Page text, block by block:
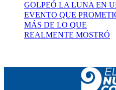
GOLPEÓ LA LUNA EN
EVENTO QUE
MÁS DE LO QUE
REALMENTE MOSTRÓ